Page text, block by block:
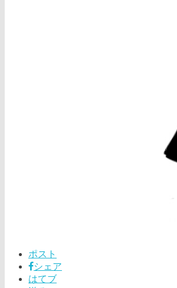
ポスト
シェア
はてブ